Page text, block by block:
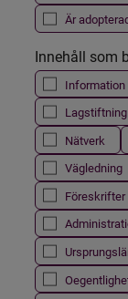
Är
Innehåll som
Information
Lagstiftning
Nätverk
Vägledning
Föreskrifter